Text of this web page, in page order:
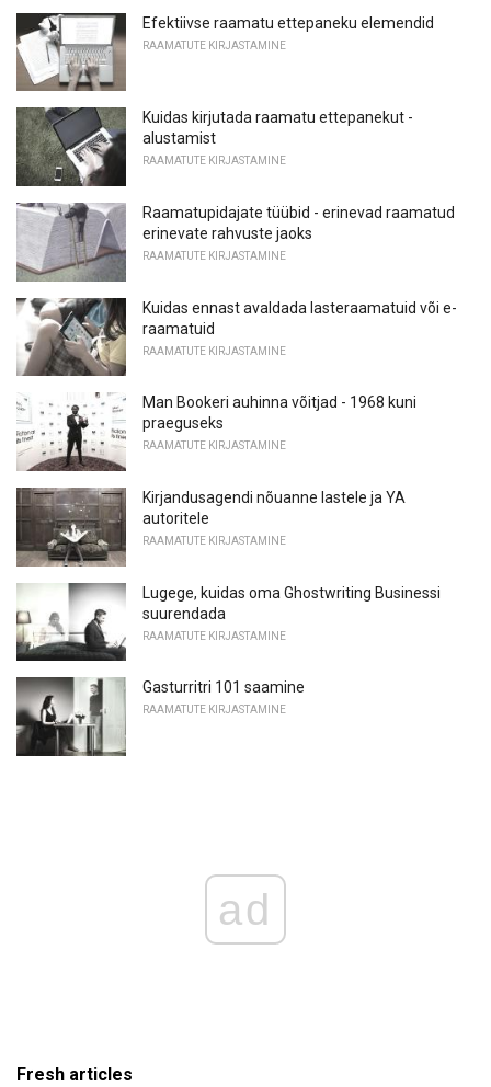
Efektiivse raamatu ettepaneku elemendid
RAAMATUTE KIRJASTAMINE
Kuidas kirjutada raamatu ettepanekut -
alustamist
RAAMATUTE KIRJASTAMINE
Raamatupidajate tüübid - erinevad raamatud
erinevate rahvuste jaoks
RAAMATUTE KIRJASTAMINE
Kuidas ennast avaldada lasteraamatuid või e-
raamatuid
RAAMATUTE KIRJASTAMINE
Man Bookeri auhinna võitjad - 1968 kuni
praeguseks
RAAMATUTE KIRJASTAMINE
Kirjandusagendi nõuanne lastele ja YA
autoritele
RAAMATUTE KIRJASTAMINE
Lugege, kuidas oma Ghostwriting Businessi
suurendada
RAAMATUTE KIRJASTAMINE
Gasturritri 101 saamine
RAAMATUTE KIRJASTAMINE
ad
Fresh articles